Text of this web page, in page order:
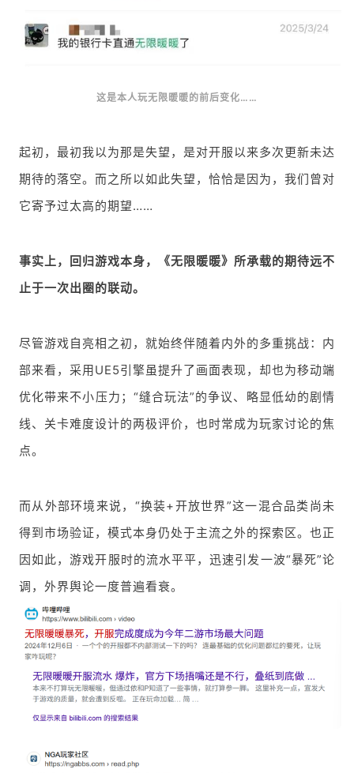
这是本人玩无限暖暖的前后变化……
起初，最初我以为那是失望，是对开服以来多次更新未达
期待的落空。而之所以如此失望，恰恰是因为，我们曾对
它寄予过太高的期望……
事实上，回归游戏本身，《无限暖暖》所承载的期待远不
止于一次出圈的联动。
尽管游戏自亮相之初，就始终伴随着内外的多重挑战：内
部来看，采用UE5引擎虽提升了画面表现，却也为移动端
优化带来不小压力；“缝合玩法”的争议、略显低幼的剧情
线、关卡难度设计的两极评价，也时常成为玩家讨论的焦
点。
而从外部环境来说，“换装+开放世界”这一混合品类尚未
得到市场验证，模式本身仍处于主流之外的探索区。也正
因如此，游戏开服时的流水平平，迅速引发一波“暴死”论
调，外界舆论一度普遍看衰。